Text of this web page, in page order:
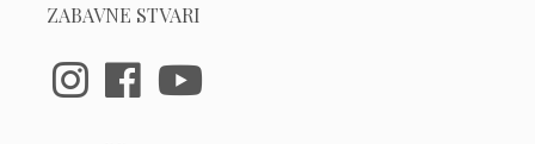
ZABAVNE STVARI